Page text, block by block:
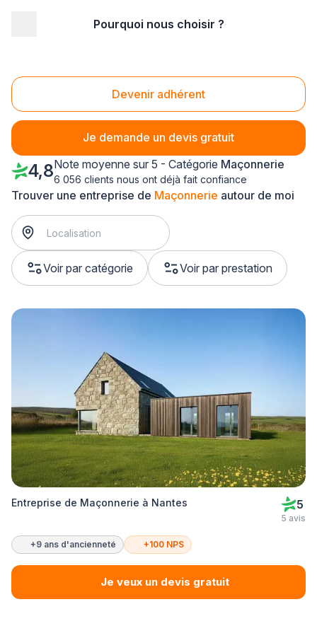
Pourquoi nous choisir ?
Devenir adhérent
Je demande un devis gratuit
Maçonnerie Carquefou (44470)
Trouver une entreprise de Maçonnerie autour de moi
Voir par catégorie Voir par prestation
4,8Note moyenne sur 5 - Catégorie Maçonnerie
6 056 clients nous ont déjà fait confiance
Entreprise de Maçonnerie à Nantes 5
5 avis
+9 ans d'ancienneté +100 NPS
Je veux un devis gratuit